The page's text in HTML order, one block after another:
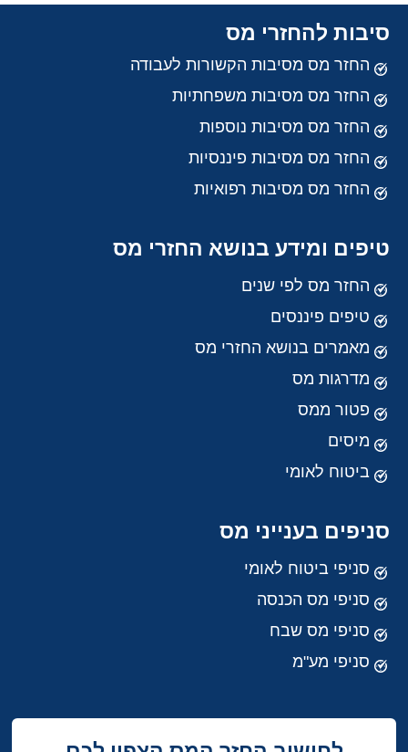
סיבות להחזרי מס
החזר מס מסיבות הקשורות לעבודה
החזר מס מסיבות משפחתיות
החזר מס מסיבות נוספות
החזר מס מסיבות פיננסיות
החזר מס מסיבות רפואיות
טיפים ומידע בנושא החזרי מס
החזר מס לפי שנים
טיפים פיננסים
מאמרים בנושא החזרי מס
מדרגות מס
פטור ממס
מיסים
ביטוח לאומי
סניפים בענייני מס
סניפי ביטוח לאומי
סניפי מס הכנסה
סניפי מס שבח
סניפי מע"מ